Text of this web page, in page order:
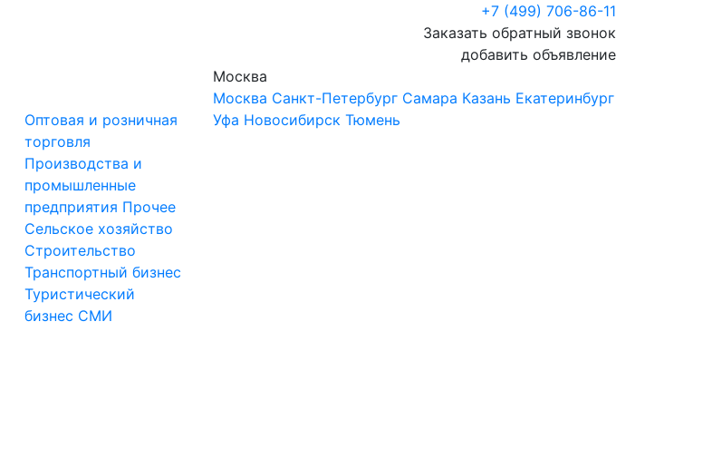
+7 (499) 706-86-11
Заказать обратный звонок
добавить объявление
Оптовая и розничная
торговля
Производства и
промышленные
предприятия Прочее
Сельское хозяйство
Строительство
Транспортный бизнес
Туристический
бизнес СМИ
Москва
Москва Санкт-Петербург Самара Казань Екатеринбург
Уфа Новосибирск Тюмень